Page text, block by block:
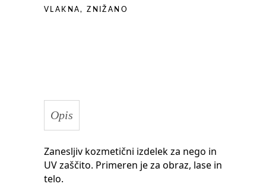
VLAKNA,ZNIŽANO
Opis
Zanesljiv kozmetični izdelek za nego in
UV zaščito. Primeren je za obraz, lase in
telo.